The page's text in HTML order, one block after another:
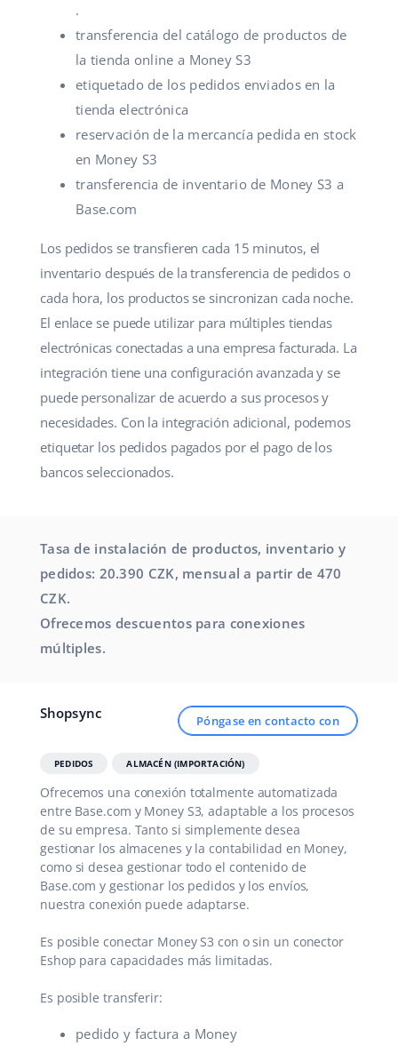
.
transferencia del catálogo de productos de
la tienda online a Money S3
etiquetado de los pedidos enviados en la
tienda electrónica
reservación de la mercancía pedida en stock
en Money S3
transferencia de inventario de Money S3 a
Base.com
Los pedidos se transfieren cada 15 minutos, el
inventario después de la transferencia de pedidos o
cada hora, los productos se sincronizan cada noche.
El enlace se puede utilizar para múltiples tiendas
electrónicas conectadas a una empresa facturada. La
integración tiene una configuración avanzada y se
puede personalizar de acuerdo a sus procesos y
necesidades. Con la integración adicional, podemos
etiquetar los pedidos pagados por el pago de los
bancos seleccionados.
Tasa de instalación de productos, inventario y
pedidos: 20.390 CZK, mensual a partir de 470
CZK.
Ofrecemos descuentos para conexiones
múltiples.
Shopsync Póngase en contacto con
PEDIDOS ALMACÉN (IMPORTACIÓN)
Ofrecemos una conexión totalmente automatizada
entre Base.com y Money S3, adaptable a los procesos
de su empresa. Tanto si simplemente desea
gestionar los almacenes y la contabilidad en Money,
como si desea gestionar todo el contenido de
Base.com y gestionar los pedidos y los envíos,
nuestra conexión puede adaptarse.
Es posible conectar Money S3 con o sin un conector
Eshop para capacidades más limitadas.
Es posible transferir:
pedido y factura a Money